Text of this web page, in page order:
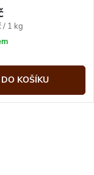
/ 1 kg
DO KOŠÍKU